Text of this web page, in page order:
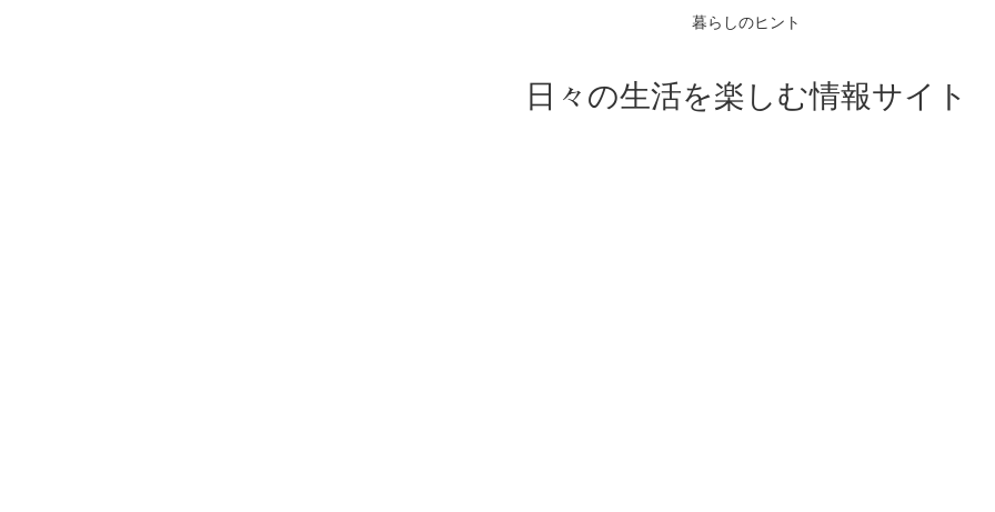
暮らしのヒント
日々の生活を楽しむ情報サイト